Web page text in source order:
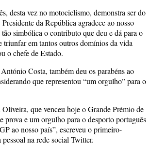
desta vez no motociclismo, demonstra ser do
da República agradece ao nosso
tão simbólica o contributo que deu e dá para o
triunfar em tantos outros domínios da vida
o chefe de Estado.
Costa, também deu os parabéns ao
que representou “um orgulho” para o
que venceu hoje o Grande Prémio de
prova e um orgulho para o desporto português
ao nosso país”, escreveu o primeiro-
na rede social Twitter.